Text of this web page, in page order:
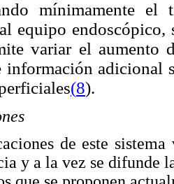
mínimamente
equipo
variar el aumento
información adicional
(8).
de este
y a la vez se difunde